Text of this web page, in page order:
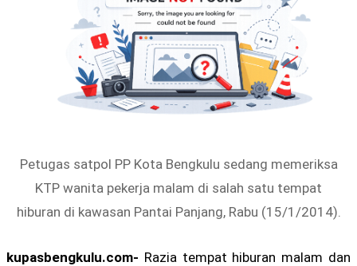
Petugas satpol PP Kota Bengkulu sedang memeriksa
KTP wanita pekerja malam di salah satu tempat
hiburan di kawasan Pantai Panjang, Rabu (15/1/2014).
kupasbengkulu.com- Razia tempat hiburan malam dan